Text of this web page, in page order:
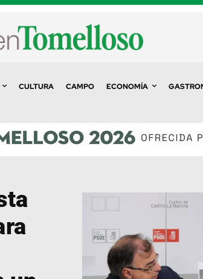
CULTURA CAMPO ECONOMÍA